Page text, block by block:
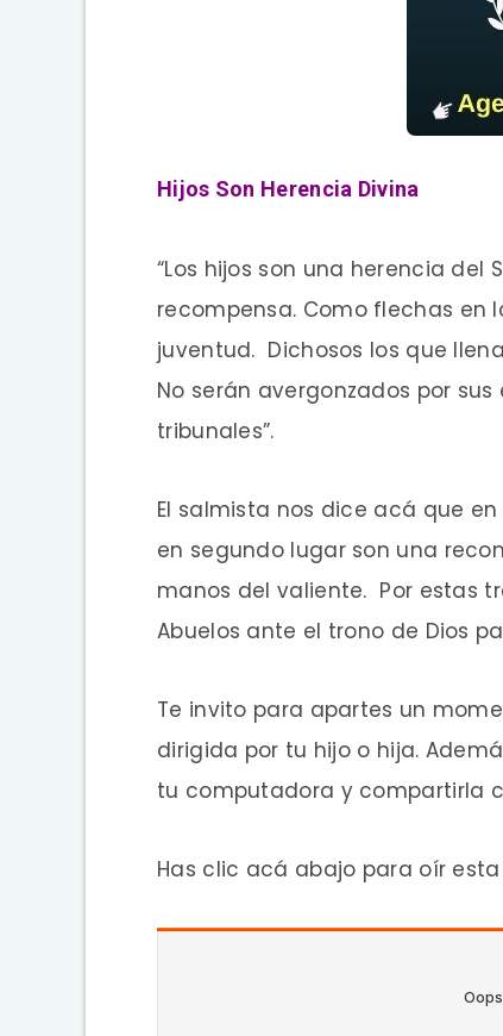
Hijos Son Herencia Divina
“Los hijos son una herencia del
recompensa. Como flechas en
juventud. Dichosos los que
No serán avergonzados por
tribunales”.
El salmista nos dice acá que
en segundo lugar son una
manos del valiente. Por estas
Abuelos ante el trono de Dios
Te invito para apartes un
dirigida por tu hijo o hija.
tu computadora y compartirla
Has clic acá abajo para oír